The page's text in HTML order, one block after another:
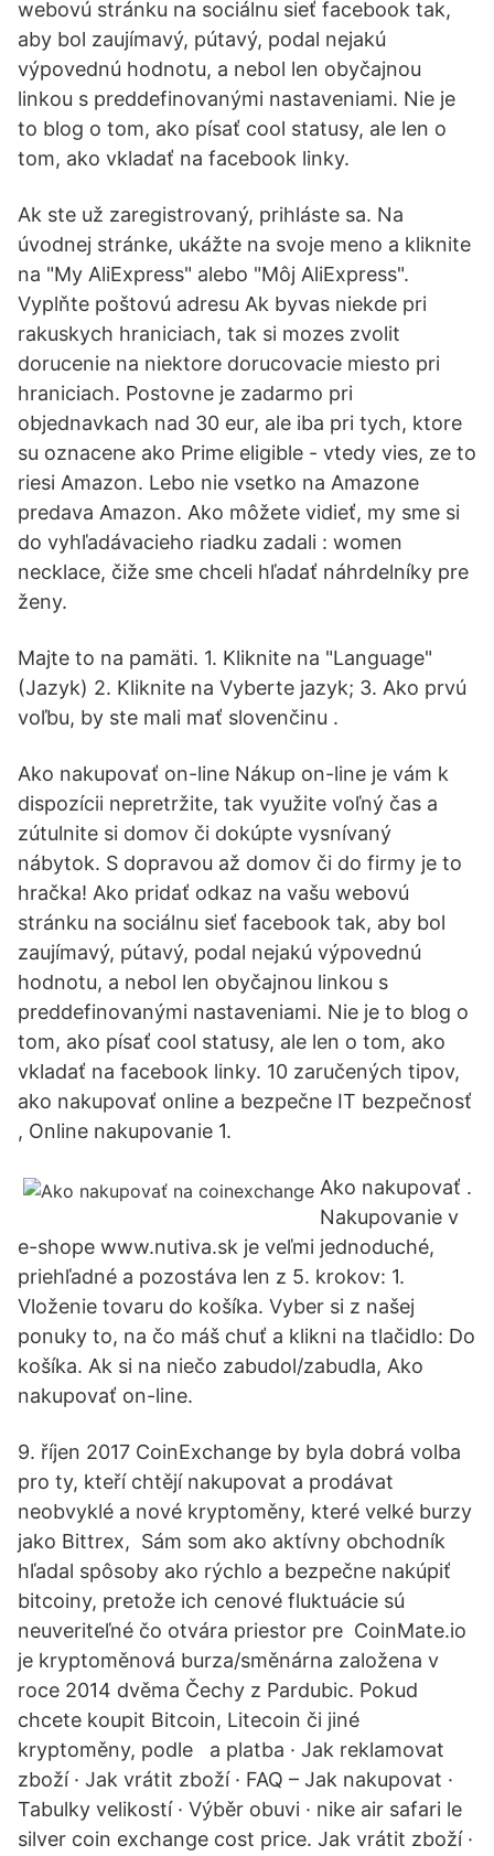
webovú stránku na sociálnu sieť facebook tak,
aby bol zaujímavý, pútavý, podal nejakú
výpovednú hodnotu, a nebol len obyčajnou
linkou s preddefinovanými nastaveniami. Nie je
to blog o tom, ako písať cool statusy, ale len o
tom, ako vkladať na facebook linky.
Ak ste už zaregistrovaný, prihláste sa. Na
úvodnej stránke, ukážte na svoje meno a kliknite
na "My AliExpress" alebo "Môj AliExpress".
Vyplňte poštovú adresu Ak byvas niekde pri
rakuskych hraniciach, tak si mozes zvolit
dorucenie na niektore dorucovacie miesto pri
hraniciach. Postovne je zadarmo pri
objednavkach nad 30 eur, ale iba pri tych, ktore
su oznacene ako Prime eligible - vtedy vies, ze to
riesi Amazon. Lebo nie vsetko na Amazone
predava Amazon. Ako môžete vidieť, my sme si
do vyhľadávacieho riadku zadali : women
necklace, čiže sme chceli hľadať náhrdelníky pre
ženy.
Majte to na pamäti. 1. Kliknite na "Language"
(Jazyk) 2. Kliknite na Vyberte jazyk; 3. Ako prvú
voľbu, by ste mali mať slovenčinu .
Ako nakupovať on-line Nákup on-line je vám k
dispozícii nepretržite, tak využite voľný čas a
zútulnite si domov či dokúpte vysnívaný
nábytok. S dopravou až domov či do firmy je to
hračka! Ako pridať odkaz na vašu webovú
stránku na sociálnu sieť facebook tak, aby bol
zaujímavý, pútavý, podal nejakú výpovednú
hodnotu, a nebol len obyčajnou linkou s
preddefinovanými nastaveniami. Nie je to blog o
tom, ako písať cool statusy, ale len o tom, ako
vkladať na facebook linky. 10 zaručených tipov,
ako nakupovať online a bezpečne IT bezpečnosť
, Online nakupovanie 1.
Ako nakupovať .
Nakupovanie v
e-shope www.nutiva.sk je veľmi jednoduché,
priehľadné a pozostáva len z 5. krokov: 1.
Vloženie tovaru do košíka. Vyber si z našej
ponuky to, na čo máš chuť a klikni na tlačidlo: Do
košíka. Ak si na niečo zabudol/zabudla, Ako
nakupovať on-line.
9. říjen 2017 CoinExchange by byla dobrá volba
pro ty, kteří chtějí nakupovat a prodávat
neobvyklé a nové kryptoměny, které velké burzy
jako Bittrex, Sám som ako aktívny obchodník
hľadal spôsoby ako rýchlo a bezpečne nakúpiť
bitcoiny, pretože ich cenové fluktuácie sú
neuveriteľné čo otvára priestor pre CoinMate.io
je kryptoměnová burza/směnárna založena v
roce 2014 dvěma Čechy z Pardubic. Pokud
chcete koupit Bitcoin, Litecoin či jiné
kryptoměny, podle a platba · Jak reklamovat
zboží · Jak vrátit zboží · FAQ – Jak nakupovat ·
Tabulky velikostí · Výběr obuvi · nike air safari le
silver coin exchange cost price. Jak vrátit zboží ·